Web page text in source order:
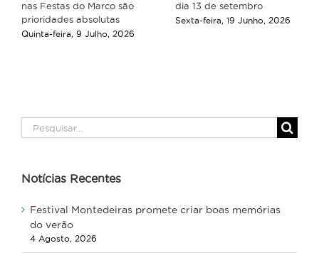
nas Festas do Marco são
prioridades absolutas
Quinta-feira, 9 Julho, 2026
dia 13 de setembro
Sexta-feira, 19 Junho, 2026
Pesquisar
Notícias Recentes
Festival Montedeiras promete criar boas memórias
do verão
4 Agosto, 2026